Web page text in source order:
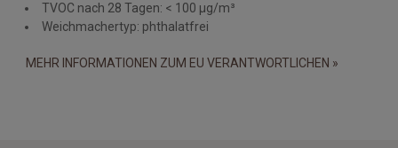
TVOC nach 28 Tagen: < 100 µg/m³
Weichmachertyp: phthalatfrei
MEHR INFORMATIONEN ZUM EU VERANTWORTLICHEN »